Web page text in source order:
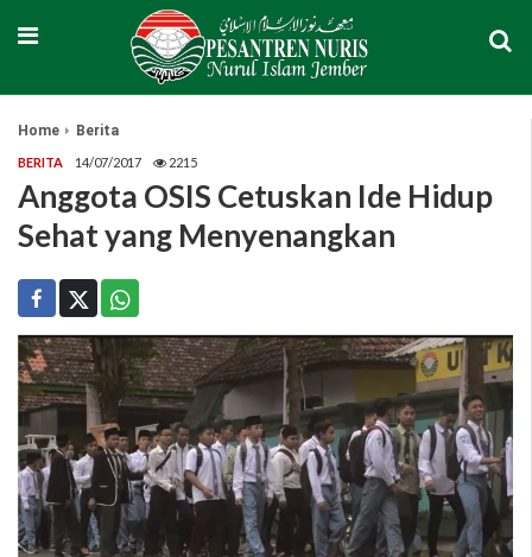
Home Berita
BERITA 14/07/2017 2215
Anggota OSIS Cetuskan Ide Hidup
Sehat yang Menyenangkan